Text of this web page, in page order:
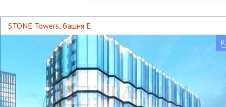
STONE Towers, башня Е